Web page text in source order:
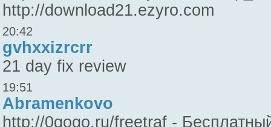
http://download21.ezyro.com
20:42
gvhxxizrcrr
21 day fix review
19:51
Abramenkovo
http://0gogo.ru/freetraf -